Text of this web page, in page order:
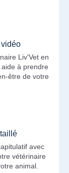
Liv'Vet en
à prendre
être de votre
avec
vétérinaire
animal.